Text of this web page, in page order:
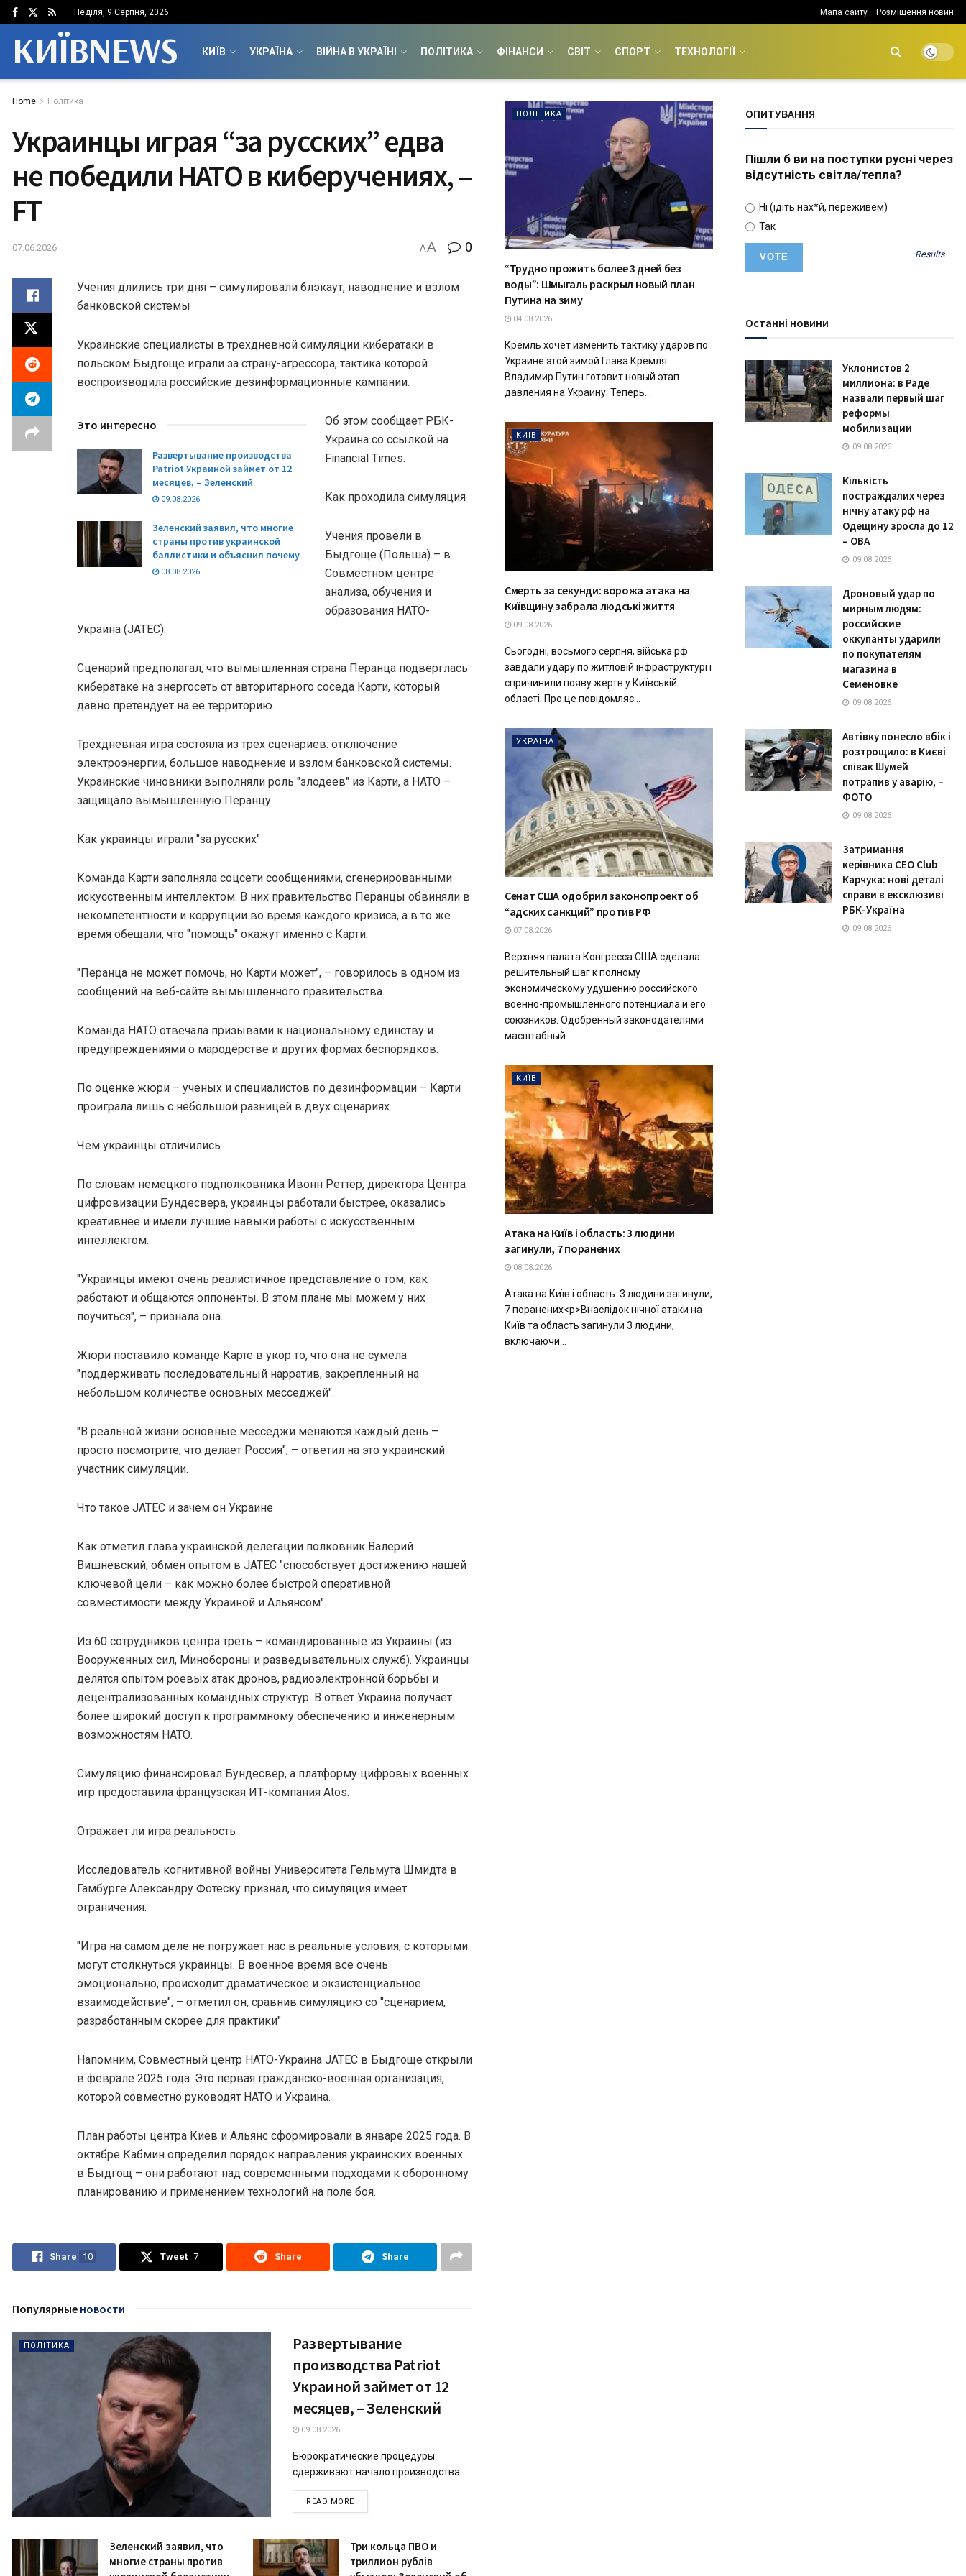
Неділя, 9 Серпня, 2026 Мапа сайту Розміщення новин
КИЇВNEWS КИЇВ УКРАЇНА ВІЙНА В УКРАЇНІ ПОЛІТИКА ФІНАНСИ СВІТ СПОРТ ТЕХНОЛОГІЇ
Home Політика
Украинцы играя “за русских” едва
не победили НАТО в киберучениях, –
FT
07.06.2026 AA 0
Учения длились три дня – симулировали блэкаут, наводнение и взлом
банковской системы
Украинские специалисты в трехдневной симуляции кибератаки в
польском Быдгоще играли за страну-агрессора, тактика которой
воспроизводила российские дезинформационные кампании.
Это интересно
Развертывание производства
Patriot Украиной займет от 12
месяцев, – Зеленский
09.08.2026
Зеленский заявил, что многие
страны против украинской
баллистики и объяснил почему
08.08.2026
Об этом сообщает РБК-
Украина со ссылкой на
Financial Times.
Как проходила симуляция
Учения провели в
Быдгоще (Польша) – в
Совместном центре
анализа, обучения и
образования НАТО-
Украина (JATEC).
Сценарий предполагал, что вымышленная страна Перанца подверглась
кибератаке на энергосеть от авторитарного соседа Карти, который
давно претендует на ее территорию.
Трехдневная игра состояла из трех сценариев: отключение
электроэнергии, большое наводнение и взлом банковской системы.
Украинские чиновники выполняли роль "злодеев" из Карти, а НАТО –
защищало вымышленную Перанцу.
Как украинцы играли "за русских"
Команда Карти заполняла соцсети сообщениями, сгенерированными
искусственным интеллектом. В них правительство Перанцы обвиняли в
некомпетентности и коррупции во время каждого кризиса, а в то же
время обещали, что "помощь" окажут именно с Карти.
"Перанца не может помочь, но Карти может", – говорилось в одном из
сообщений на веб-сайте вымышленного правительства.
Команда НАТО отвечала призывами к национальному единству и
предупреждениями о мародерстве и других формах беспорядков.
По оценке жюри – ученых и специалистов по дезинформации – Карти
проиграла лишь с небольшой разницей в двух сценариях.
Чем украинцы отличились
По словам немецкого подполковника Ивонн Реттер, директора Центра
цифровизации Бундесвера, украинцы работали быстрее, оказались
креативнее и имели лучшие навыки работы с искусственным
интеллектом.
"Украинцы имеют очень реалистичное представление о том, как
работают и общаются оппоненты. В этом плане мы можем у них
поучиться", – признала она.
Жюри поставило команде Карте в укор то, что она не сумела
"поддерживать последовательный нарратив, закрепленный на
небольшом количестве основных месседжей".
"В реальной жизни основные месседжи меняются каждый день –
просто посмотрите, что делает Россия", – ответил на это украинский
участник симуляции.
Что такое JATEC и зачем он Украине
Как отметил глава украинской делегации полковник Валерий
Вишневский, обмен опытом в JATEC "способствует достижению нашей
ключевой цели – как можно более быстрой оперативной
совместимости между Украиной и Альянсом".
Из 60 сотрудников центра треть – командированные из Украины (из
Вооруженных сил, Минобороны и разведывательных служб). Украинцы
делятся опытом роевых атак дронов, радиоэлектронной борьбы и
децентрализованных командных структур. В ответ Украина получает
более широкий доступ к программному обеспечению и инженерным
возможностям НАТО.
Симуляцию финансировал Бундесвер, а платформу цифровых военных
игр предоставила французская ИТ-компания Atos.
Отражает ли игра реальность
Исследователь когнитивной войны Университета Гельмута Шмидта в
Гамбурге Александру Фотеску признал, что симуляция имеет
ограничения.
"Игра на самом деле не погружает нас в реальные условия, с которыми
могут столкнуться украинцы. В военное время все очень
эмоционально, происходит драматическое и экзистенциальное
взаимодействие", – отметил он, сравнив симуляцию со "сценарием,
разработанным скорее для практики"
Напомним, Совместный центр НАТО-Украина JATEC в Быдгоще открыли
в феврале 2025 года. Это первая гражданско-военная организация,
которой совместно руководят НАТО и Украина.
План работы центра Киев и Альянс сформировали в январе 2025 года. В
октябре Кабмин определил порядок направления украинских военных
в Быдгощ – они работают над современными подходами к оборонному
планированию и применением технологий на поле боя.
Share 10 Tweet 7 Share Share
Популярные новости
ПОЛІТИКА
Развертывание
производства Patriot
Украиной займет от 12
месяцев, – Зеленский
09.08.2026
Бюрократические процедуры
сдерживают начало производства...
READ MOREDETAILS
Зеленский заявил, что
многие страны против
Три кольца ПВО и
триллион рублів
ПОЛІТИКА
“Трудно прожить более 3 дней без
воды”: Шмыгаль раскрыл новый план
Путина на зиму
04.08.2026
Кремль хочет изменить тактику ударов по
Украине этой зимой Глава Кремля
Владимир Путин готовит новый этап
давления на Украину. Теперь...
КИЇВ
Смерть за секунди: ворожа атака на
Київщину забрала людські життя
09.08.2026
Сьогодні, восьмого серпня, війська рф
завдали удару по житловій інфраструктурі і
спричинили появу жертв у Київській
області. Про це повідомляє...
УКРАЇНА
Сенат США одобрил законопроект об
“адских санкций” против РФ
07.08.2026
Верхняя палата Конгресса США сделала
решительный шаг к полному
экономическому удушению российского
военно-промышленного потенциала и его
союзников. Одобренный законодателями
масштабный...
КИЇВ
Атака на Київ і область: 3 людини
загинули, 7 поранених
08.08.2026
Атака на Київ і область: 3 людини загинули,
7 поранених<p>Внаслідок нічної атаки на
Київ та область загинули 3 людини,
включаючи...
ОПИТУВАННЯ
Пішли б ви на поступки русні через
відсутність світла/тепла?
Ні (ідіть нах*й, переживем)
Так
Results
Останні новини
Уклонистов 2
миллиона: в Раде
назвали первый шаг
реформы
мобилизации
09.08.2026
Кількість
постраждалих через
нічну атаку рф на
Одещину зросла до 12
– ОВА
09.08.2026
Дроновый удар по
мирным людям:
российские
оккупанты ударили
по покупателям
магазина в
Семеновке
09.08.2026
Автівку понесло вбік і
розтрощило: в Києві
співак Шумей
потрапив у аварію, –
ФОТО
09.08.2026
Затримання
керівника CEO Club
Карчука: нові деталі
справи в ексклюзиві
РБК-Україна
09.08.2026